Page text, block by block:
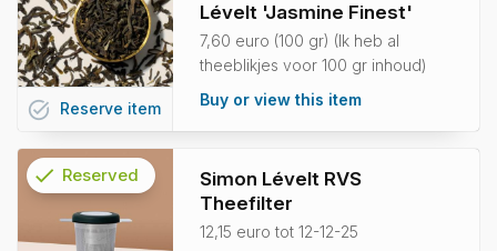
Lévelt 'Jasmine Finest'
7,60 euro (100 gr) (Ik heb al
theeblikjes voor 100 gr inhoud)
Buy or view this item
task_alt Reserve item
Simon Lévelt RVS
Theefilter
12,15 euro tot 12-12-25
check Reserved